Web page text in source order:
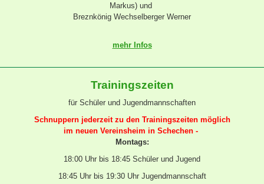
Markus) und
Breznkönig Wechselberger Werner
mehr Infos
Trainingszeiten
für Schüler und Jugendmannschaften
Schnuppern jederzeit zu den Trainingszeiten möglich
im neuen Vereinsheim in Schechen -
Montags:
18:00 Uhr bis 18:45 Schüler und Jugend
18:45 Uhr bis 19:30 Uhr Jugendmannschaft